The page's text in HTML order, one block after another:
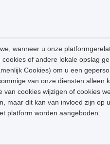
wanneer u onze
of andere lokale opslag
Cookies) om u een
van onze diensten alleen
cookies wijzigen of cookies
maar dit kan van invloed zijn op
platform worden aangeboden.